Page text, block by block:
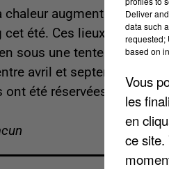
chaleur augmente dans
cet été. Ces lieux
sous une tente. Les
avril et septembre
ont été réservées par des
Deliver
data such
requested;
based on
Vous
les
en
ce site.